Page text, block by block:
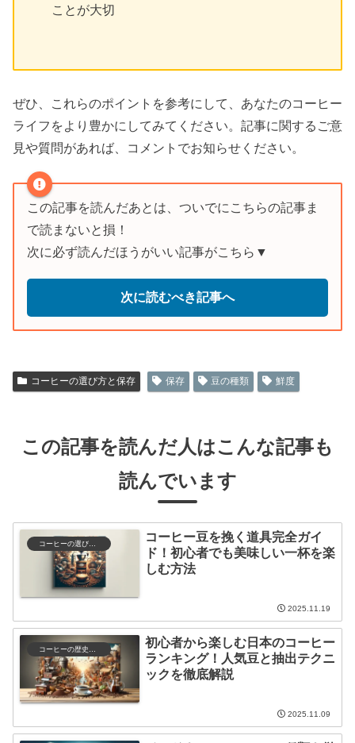
ことが大切
ぜひ、これらのポイントを参考にして、あなたのコーヒー
ライフをより豊かにしてみてください。記事に関するご意
見や質問があれば、コメントでお知らせください。
この記事を読んだあとは、ついでにこちらの記事ま
で読まないと損！
次に必ず読んだほうがいい記事がこちら▼
次に読むべき記事へ
コーヒーの選び方と保存 保存 豆の種類 鮮度
この記事を読んだ人はこんな記事も
読んでいます
コーヒーの選び方と保存
コーヒー豆を挽く道具完全ガイ
ド！初心者でも美味しい一杯を楽
しむ方法
2025.11.19
コーヒーの歴史と文化
初心者から楽しむ日本のコーヒー
ランキング！人気豆と抽出テクニ
ックを徹底解説
2025.11.09